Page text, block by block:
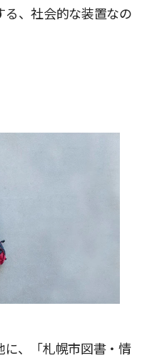
る、社会的な装置なの
、「札幌市図書・情